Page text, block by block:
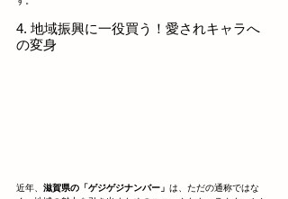
4. 地域振興に一役買う！愛されキャラへ
の変身
近年、 滋賀県の「ゲジゲジナンバー」 は、ただの通称ではな